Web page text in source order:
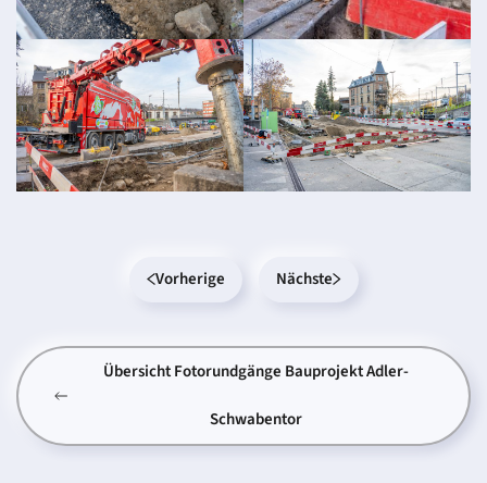
Vorherige Nächste
Übersicht Fotorundgänge Bauprojekt Adler-
Schwabentor